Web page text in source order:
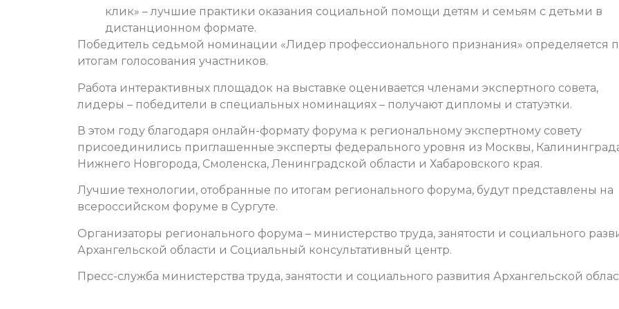
клик» – лучшие практики оказания социальной помощи детям и семьям с детьми в
дистанционном формате.
Победитель седьмой номинации «Лидер профессионального признания» определяется
итогам голосования участников.
Работа интерактивных площадок на выставке оценивается членами экспертного совета,
лидеры – победители в специальных номинациях – получают дипломы и статуэтки.
В этом году благодаря онлайн-формату форума к региональному экспертному совету
присоединились приглашенные эксперты федерального уровня из Москвы,
Нижнего Новгорода, Смоленска, Ленинградской области и Хабаровского края.
Лучшие технологии, отобранные по итогам регионального форума, будут представлены на
всероссийском форуме в Сургуте.
Организаторы регионального форума – министерство труда, занятости и социального
Архангельской области и Социальный консультативный центр.
Пресс-служба министерства труда, занятости и социального развития Архангельской